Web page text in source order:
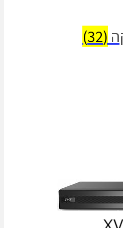
(32)